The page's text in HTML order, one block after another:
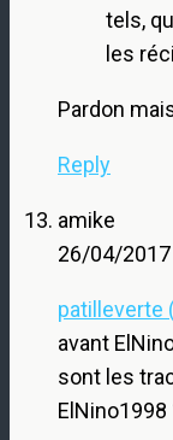
tels,
les
Pardon
Reply
amike
26/04/2017
patilleverte
avant
sont les
ElNino1998